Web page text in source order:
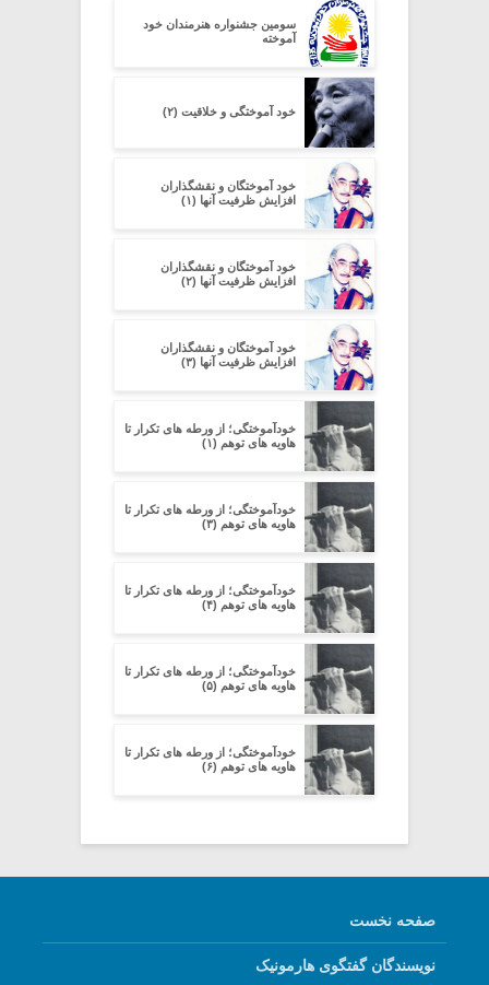
سومین جشنواره هنرمندان خود
آموخته
خود آموختگی و خلاقیت (۲)
خود آموختگان و نقشگذاران
افزایش ظرفیت آنها (۱)
خود آموختگان و نقشگذاران
افزایش ظرفیت آنها (۲)
خود آموختگان و نقشگذاران
افزایش ظرفیت آنها (۳)
خودآموختگی؛ از ورطه های تکرار تا
هاویه های توهم (۱)
خودآموختگی؛ از ورطه های تکرار تا
هاویه های توهم (۳)
خودآموختگی؛ از ورطه های تکرار تا
هاویه های توهم (۴)
خودآموختگی؛ از ورطه های تکرار تا
هاویه های توهم (۵)
خودآموختگی؛ از ورطه های تکرار تا
هاویه های توهم (۶)
صفحه نخست
نویسندگان گفتگوی هارمونیک